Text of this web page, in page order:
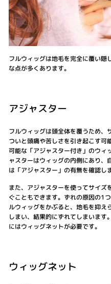
フルウィッグは地毛を完全に覆い隠
な点が多くあります。
アジャスター
フルウィッグは頭全体を覆うため、
ついと頭痛や苦しさを引き起こす可
可能な「アジャスター付き」のウィ
ャスターはウィッグの内側にあり、
は「アジャスター」の有無を確認し
また、アジャスターを使ってサイズ
ぐこともできます。ずれの原因の1
ルウィッグをかぶると、地毛を抑え
しまい、結果的にずれてしまいま
にはウィッグネットが必要です。
ウィッグネット